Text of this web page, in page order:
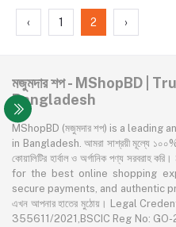
‹ 1 2 ›
মজুমদার শপ - MShopBD |
Bangladesh
MShopBD (মজুমদার শপ) is a
in Bangladesh. আমরা সাশ্রয়ী মূল্যে ১০০%
কোয়ালিটির হার্বাল ও অর্গানিক পণ্য
for the best online shopping
secure payments, and authentic
এখন আপনার হাতের মুঠোয়। Legal
355611/2021,BSCIC Reg No: